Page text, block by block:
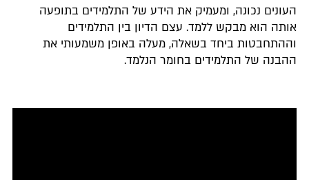
העונים נכונה, ומעמיק את הידע של התלמידים בתופעה
אותה הוא מבקש ללמד. עצם הדיון בין התלמידים
וההתחבטות ביחד בשאלה, מעלה באופן משמעותי את
ההבנה של התלמידים בחומר הנלמד.